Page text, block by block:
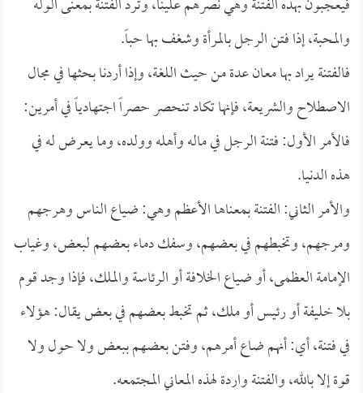
والمحبة، إذا فتن الرجل بالمرأة وشغف بها حباً.
فالفتنة يراد بها معان عدة من حيث اللغة، وإذا أردنا بحثها في مجال
الاصطلاح والشريعة، فإنها تكاد تنحصر حصراً اجتهادياً في أمرين:
فالأمر الأول: فتنة الرجل في ماله وأهله وولده، وما يعرض له في
هذه الدنيا.
والأمر الثاني: الفتنة بمعناها الأعظم وهي: ضياع الناس وهرجهم
ومرجهم، وتخبطهم في بعضهم، وسفك دماء بعضهم لبعض، وغياب
الإمامة العظمى، أو ضياع الخلافة أو الرئاسة والملك، فإذا وجد قوم
بلا خليفة أو رئيس أو ملك، ثم تخبط بعضهم في بعض يقال: هؤلاء
في فتنة، أي: أنهم ضاع أمرهم، وفتن بعضهم ببعض ولا حول ولا
قوة إلا بالله، والفتنة واردة لهذه المعاني المجتمعه.